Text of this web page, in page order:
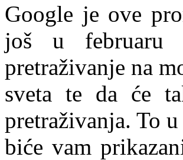
Google je ove
još u februaru
pretraživanje na
sveta te da će
pretraživanja. To
biće vam